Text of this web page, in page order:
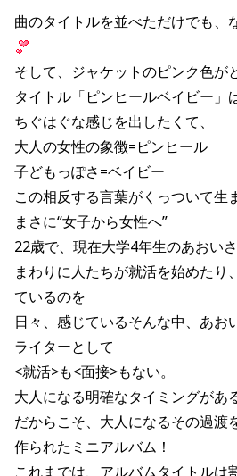
曲のタイトルを並べただけでも、
そして、ジャケットのピンク色が
タイトル「ピンヒールベイビー」
ちぐはぐな感じを出したくて、
大人の女性の象徴=ピンヒール
子どもっぽさ=ベイビー
この相反する言葉がくっついて生
まさに“女子から女性へ”
22歳で、現在大学4年生のあおいさ
まわりに人たちが就活を始めたり
ているのを
日々、感じているそんな中、あお
ライターとして
<就活>も<面接>もない。
大人になる明確なタイミングがあ
だからこそ、大人になるその過渡
作られたミニアルバム！
これまでは、アルバムタイトルは